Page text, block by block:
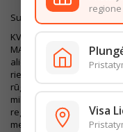
Sudedamosios dalys:
KVIETINIAI MILTAI,
MARGARINAS VILNIUS SU
rūgščių mono-ir
reguliuojanti
medžiagos,dažiklis(beta
regione
Visa